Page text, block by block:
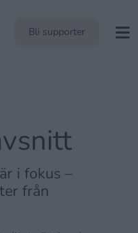
Bli supporter
i fokus –
från